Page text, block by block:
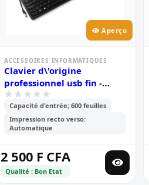
Aperçu
ACCESSOIRES INFORMATIQUES
Clavier d\'origine
professionnel usb fin -
multimedia
Capacité d'entrée; 600 feuilles
Impression recto verso:
Automatique
2 500 F CFA
Qualité : Bon Etat